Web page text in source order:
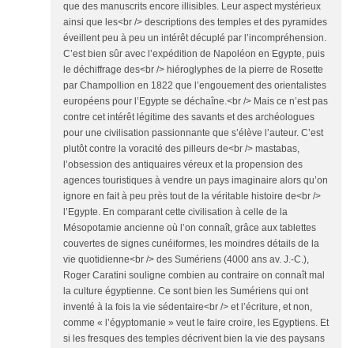
que des manuscrits encore illisibles. Leur aspect mystérieux
ainsi que les<br /> descriptions des temples et des pyramides
éveillent peu à peu un intérêt décuplé par l’incompréhension.
C’est bien sûr avec l’expédition de Napoléon en Egypte, puis
le déchiffrage des<br /> hiéroglyphes de la pierre de Rosette
par Champollion en 1822 que l’engouement des orientalistes
européens pour l’Egypte se déchaîne.<br /> Mais ce n’est pas
contre cet intérêt légitime des savants et des archéologues
pour une civilisation passionnante que s’élève l’auteur. C’est
plutôt contre la voracité des pilleurs de<br /> mastabas,
l’obsession des antiquaires véreux et la propension des
agences touristiques à vendre un pays imaginaire alors qu’on
ignore en fait à peu près tout de la véritable histoire de<br />
l’Egypte. En comparant cette civilisation à celle de la
Mésopotamie ancienne où l’on connaît, grâce aux tablettes
couvertes de signes cunéiformes, les moindres détails de la
vie quotidienne<br /> des Sumériens (4000 ans av. J.-C.),
Roger Caratini souligne combien au contraire on connaît mal
la culture égyptienne. Ce sont bien les Sumériens qui ont
inventé à la fois la vie sédentaire<br /> et l’écriture, et non,
comme « l’égyptomanie » veut le faire croire, les Egyptiens. Et
si les fresques des temples décrivent bien la vie des paysans